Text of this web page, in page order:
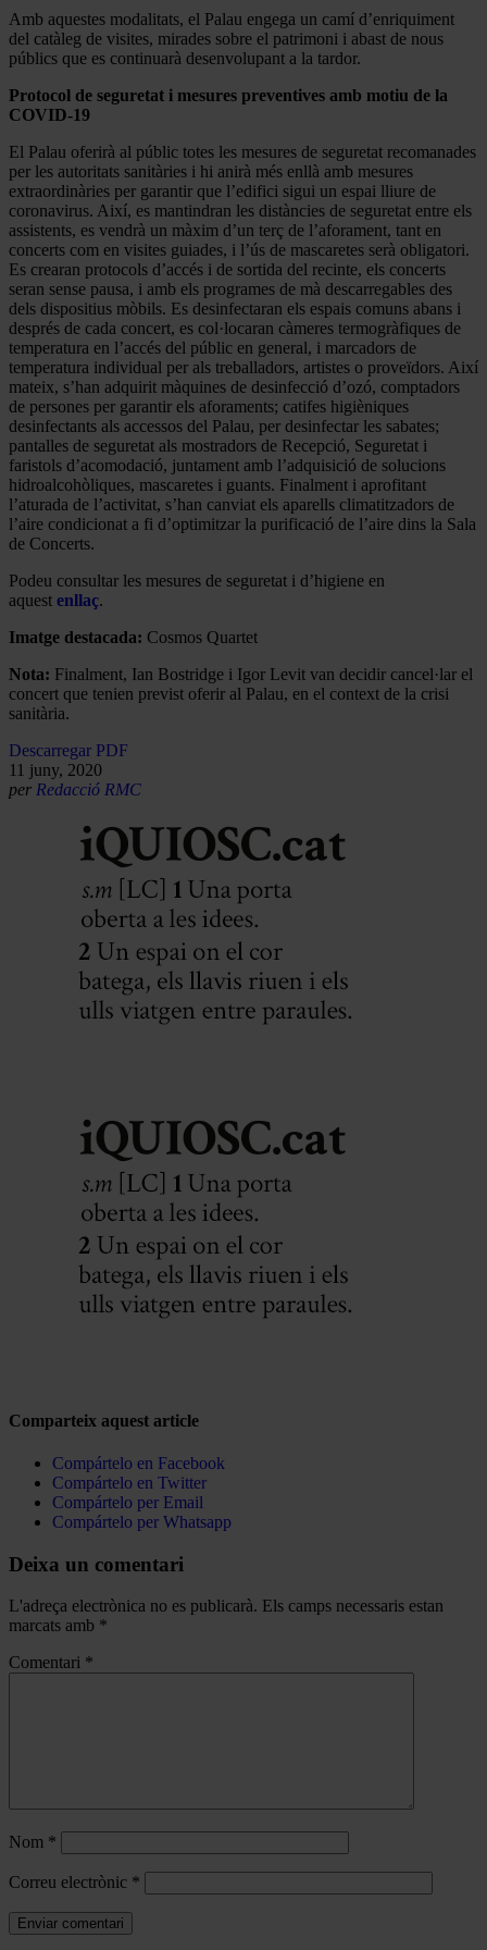
Amb aquestes modalitats, el Palau engega un camí d’enriquiment
del catàleg de visites, mirades sobre el patrimoni i abast de nous
públics que es continuarà desenvolupant a la tardor.
Protocol de seguretat i mesures preventives amb motiu de la
COVID-19
El Palau oferirà al públic totes les mesures de seguretat recomanades
per les autoritats sanitàries i hi anirà més enllà amb mesures
extraordinàries per garantir que l’edifici sigui un espai lliure de
coronavirus. Així, es mantindran les distàncies de seguretat entre els
assistents, es vendrà un màxim d’un terç de l’aforament, tant en
concerts com en visites guiades, i l’ús de mascaretes serà obligatori.
Es crearan protocols d’accés i de sortida del recinte, els concerts
seran sense pausa, i amb els programes de mà descarregables des
dels dispositius mòbils. Es desinfectaran els espais comuns abans i
després de cada concert, es col·locaran càmeres termogràfiques de
temperatura en l’accés del públic en general, i marcadors de
temperatura individual per als treballadors, artistes o proveïdors. Així
mateix, s’han adquirit màquines de desinfecció d’ozó, comptadors
de persones per garantir els aforaments; catifes higièniques
desinfectants als accessos del Palau, per desinfectar les sabates;
pantalles de seguretat als mostradors de Recepció, Seguretat i
faristols d’acomodació, juntament amb l’adquisició de solucions
hidroalcohòliques, mascaretes i guants. Finalment i aprofitant
l’aturada de l’activitat, s’han canviat els aparells climatitzadors de
l’aire condicionat a fi d’optimitzar la purificació de l’aire dins la Sala
de Concerts.
Podeu consultar les mesures de seguretat i d’higiene en
aquest enllaç.
Imatge destacada: Cosmos Quartet
Nota: Finalment, Ian Bostridge i Igor Levit van decidir cancel·lar el
concert que tenien previst oferir al Palau, en el context de la crisi
sanitària.
Descarregar PDF
11 juny, 2020
per Redacció RMC
Comparteix aquest article
Compártelo en Facebook
Compártelo en Twitter
Compártelo per Email
Compártelo per Whatsapp
Deixa un comentari
L'adreça electrònica no es publicarà. Els camps necessaris estan
marcats amb *
Comentari *
Nom *
Correu electrònic *